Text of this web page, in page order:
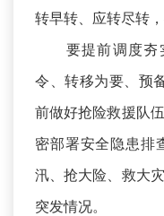
转早转、应转尽转
要提前调度夯
令、转移为要、预
前做好抢险救援队
密部署安全隐患排
汛、抢大险、救大
突发情况。